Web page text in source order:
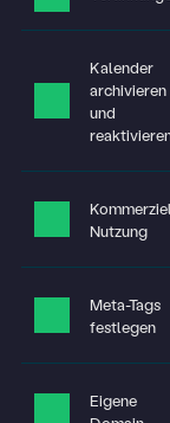
Kalender
archivieren
und
Nutzung
Meta-Tags
festlegen
Eigene